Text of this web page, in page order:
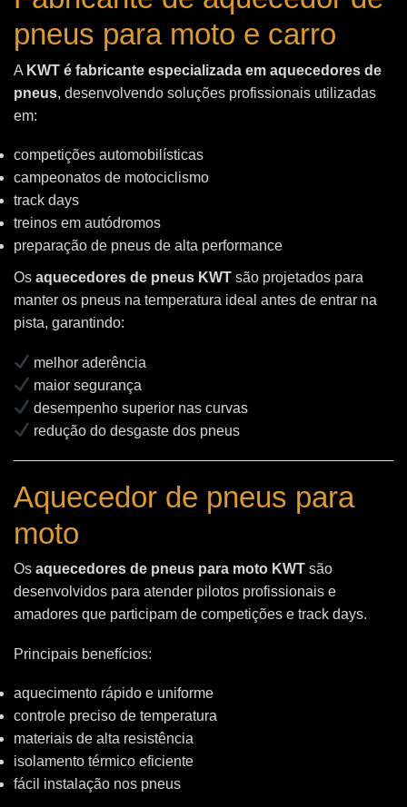
pneus para moto e carro
A KWT é fabricante especializada em aquecedores de
pneus, desenvolvendo soluções profissionais utilizadas
em:
competições automobilísticas
campeonatos de motociclismo
track days
treinos em autódromos
preparação de pneus de alta performance
Os aquecedores de pneus KWT são projetados para
manter os pneus na temperatura ideal antes de entrar na
pista, garantindo:
melhor aderência
maior segurança
desempenho superior nas curvas
redução do desgaste dos pneus
Aquecedor de pneus para
moto
Os aquecedores de pneus para moto KWT são
desenvolvidos para atender pilotos profissionais e
amadores que participam de competições e track days.
Principais benefícios:
aquecimento rápido e uniforme
controle preciso de temperatura
materiais de alta resistência
isolamento térmico eficiente
fácil instalação nos pneus